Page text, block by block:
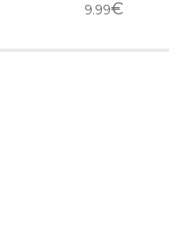
9.99€